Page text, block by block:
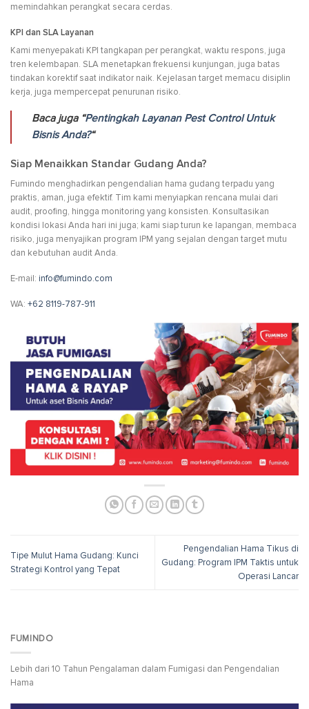
memindahkan perangkat secara cerdas.
KPI dan SLA Layanan
Kami menyepakati KPI tangkapan per perangkat, waktu respons, juga
tren kelembapan. SLA menetapkan frekuensi kunjungan, juga batas
tindakan korektif saat indikator naik. Kejelasan target memacu disiplin
kerja, juga mempercepat penurunan risiko.
Baca juga “Pentingkah Layanan Pest Control Untuk
Bisnis Anda?“
Siap Menaikkan Standar Gudang Anda?
Fumindo menghadirkan pengendalian hama gudang terpadu yang
praktis, aman, juga efektif. Tim kami menyiapkan rencana mulai dari
audit, proofing, hingga monitoring yang konsisten. Konsultasikan
kondisi lokasi Anda hari ini juga; kami siap turun ke lapangan, membaca
risiko, juga menyajikan program IPM yang sejalan dengan target mutu
dan kebutuhan audit Anda.
E-mail: info@fumindo.com
WA: +62 8119-787-911
Tipe Mulut Hama Gudang: Kunci
Strategi Kontrol yang Tepat
Pengendalian Hama Tikus di
Gudang: Program IPM Taktis untuk
Operasi Lancar
FUMINDO
Lebih dari 10 Tahun Pengalaman dalam Fumigasi dan Pengendalian
Hama